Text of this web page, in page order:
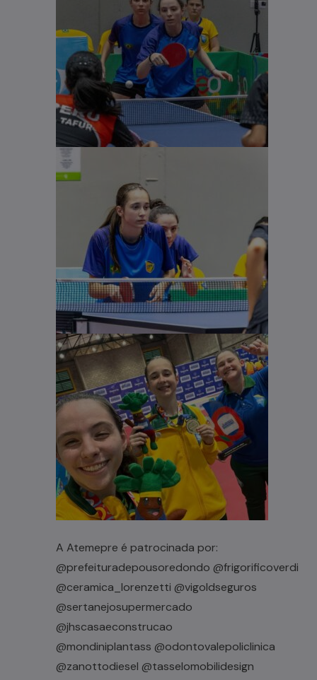
A Atemepre é patrocinada por:
@prefeituradepousoredondo @frigorificoverdi
@ceramica_lorenzetti @vigoldseguros
@sertanejosupermercado
@jhscasaeconstrucao
@mondiniplantass @odontovalepoliclinica
@zanottodiesel @tasselomobilidesign